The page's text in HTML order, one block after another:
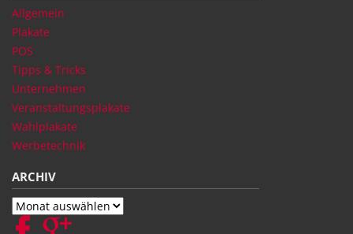
Allgemein
Plakate
POS
Tipps & Tricks
Unternehmen
Veranstaltungsplakate
Wahlplakate
Werbetechnik
ARCHIV
Archiv